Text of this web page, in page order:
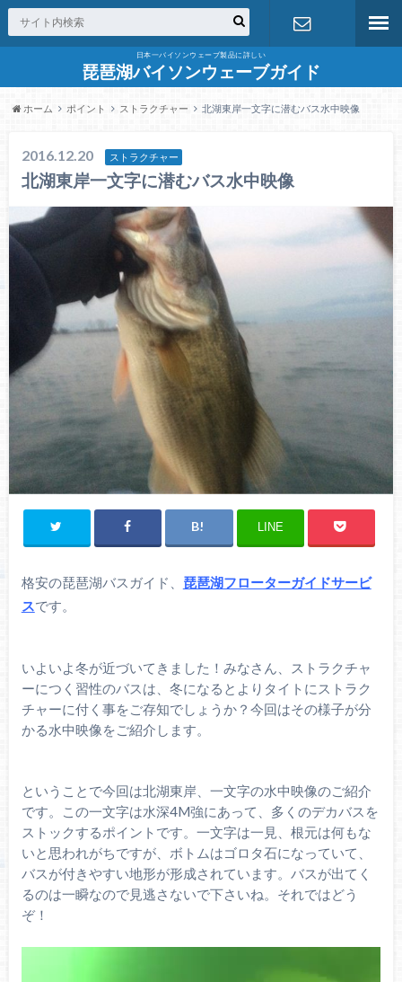
日本一バイソンウェーブ製品に詳しい
琵琶湖バイソンウェーブガイド
お問合せ
ホーム ポイント ストラクチャー 北湖東岸一文字に潜むバス水中映像
2016.12.20 ストラクチャー
北湖東岸一文字に潜むバス水中映像
LINE
格安の琵琶湖バスガイド、 琵琶湖フローターガイドサービ
スです。
いよいよ冬が近づいてきました！みなさん、ストラクチャ
ーにつく習性のバスは、冬になるとよりタイトにストラク
チャーに付く事をご存知でしょうか？今回はその様子が分
かる水中映像をご紹介します。
ということで今回は北湖東岸、一文字の水中映像のご紹介
です。この一文字は水深4M強にあって、多くのデカバスを
ストックするポイントです。一文字は一見、根元は何もな
いと思われがちですが、ボトムはゴロタ石になっていて、
バスが付きやすい地形が形成されています。バスが出てく
るのは一瞬なので見逃さないで下さいね。それではどう
ぞ！